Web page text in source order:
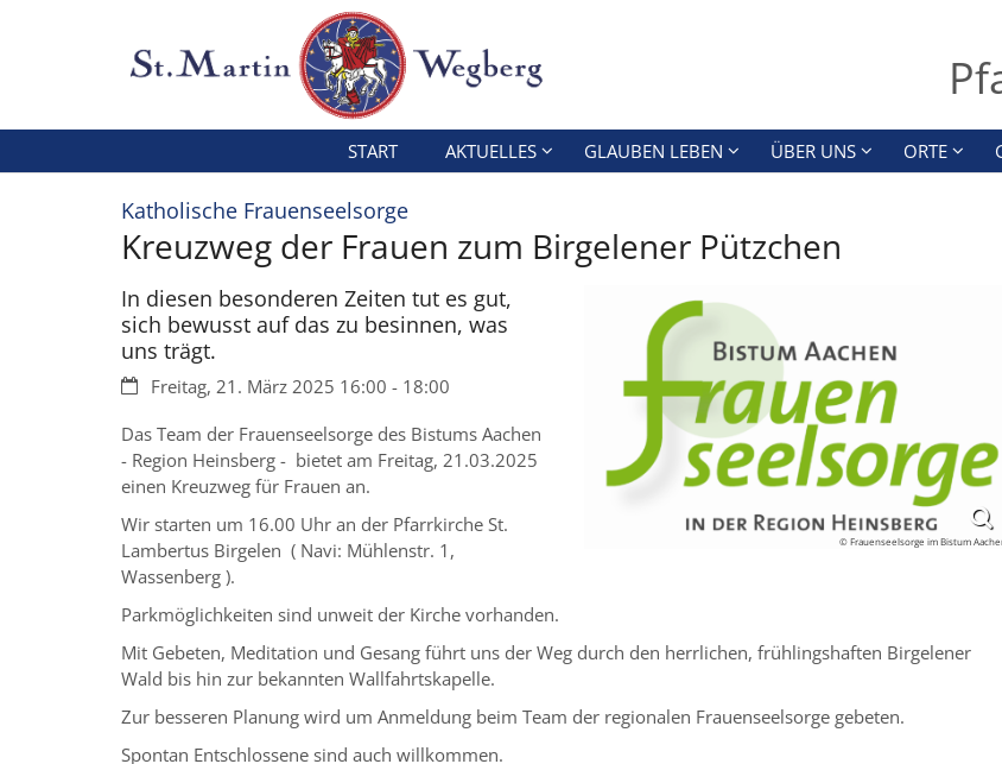
START AKTUELLES GLAUBEN LEBEN ÜBER UNS ORTE
Katholische Frauenseelsorge:
Kreuzweg der Frauen zum Birgelener Pützchen
© Frauenseelsorge im Bistum
In diesen besonderen Zeiten tut es gut,
sich bewusst auf das zu besinnen, was
uns trägt.
Datum:Freitag, 21. März 2025 16:00 - 18:00
Das Team der Frauenseelsorge des Bistums Aachen
- Region Heinsberg - bietet am Freitag, 21.03.2025
einen Kreuzweg für Frauen an.
Wir starten um 16.00 Uhr an der Pfarrkirche St.
Lambertus Birgelen ( Navi: Mühlenstr. 1,
Wassenberg ).
Parkmöglichkeiten sind unweit der Kirche vorhanden.
Mit Gebeten, Meditation und Gesang führt uns der Weg durch den herrlichen, frühlingshaften Birgelener
Wald bis hin zur bekannten Wallfahrtskapelle.
Zur besseren Planung wird um Anmeldung beim Team der regionalen Frauenseelsorge gebeten.
Spontan Entschlossene sind auch willkommen.